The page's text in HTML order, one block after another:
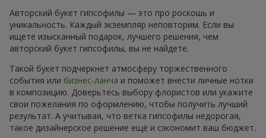
Авторский букет гипсофилы — это про роскошь и
уникальность. Каждый экземпляр неповторим. Если вы
ищете изысканный подарок, лучшего решения, чем
авторский букет гипсофилы, вы не найдете.
Такой букет подчеркнет атмосферу торжественного
события или бизнес-ланча и поможет внести личные нотки
в композицию. Доверьтесь выбору флористов или укажите
свои пожелания по оформлению, чтобы получить лучший
результат. А учитывая, что ветка гипсофилы недорогая,
такое дизайнерское решение ещё и сэкономит ваш бюджет.